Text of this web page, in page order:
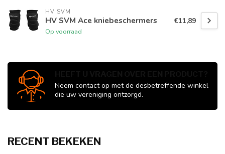
HV SVM
HV SVM Ace kniebeschermers
Op voorraad
€11,89
Neem contact op met de desbetreffende winkel
die uw vereniging ontzorgd.
RECENT BEKEKEN